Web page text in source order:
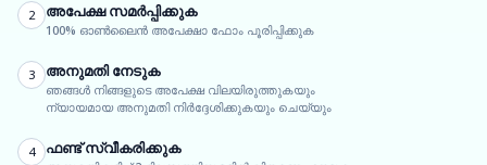
2 അപേക്ഷ സമർപ്പിക്കുക
100% ഓൺലൈൻ അപേക്ഷാ ഫോം പൂരിപ്പിക്കുക
3 അനുമതി നേടുക
ഞങ്ങൾ നിങ്ങളുടെ അപേക്ഷ വിലയിരുത്തുകയും
ന്യായമായ അനുമതി നിർദ്ദേശിക്കുകയും ചെയ്യും
4 ഫണ്ട് സ്വീകരിക്കുക